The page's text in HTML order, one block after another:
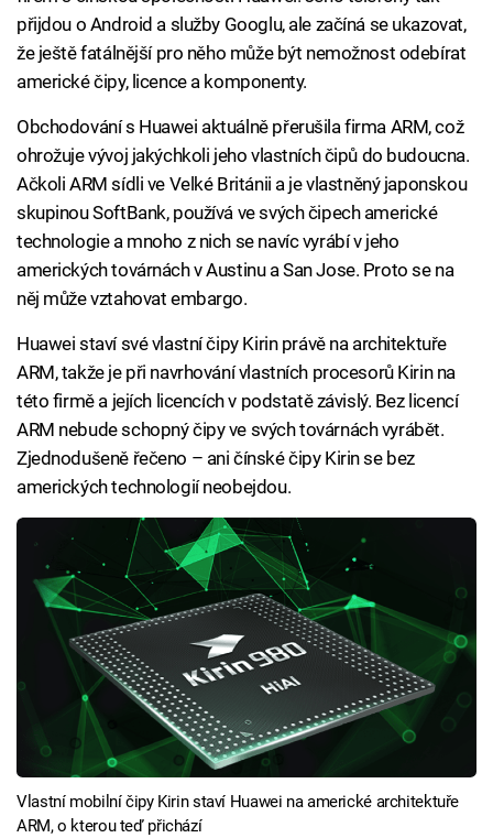
přijdou o Android a služby Googlu, ale začíná se ukazovat,
že ještě fatálnější pro něho může být nemožnost odebírat
americké čipy, licence a komponenty.
Obchodování s Huawei aktuálně přerušila firma ARM, což
ohrožuje vývoj jakýchkoli jeho vlastních čipů do budoucna.
Ačkoli ARM sídli ve Velké Británii a je vlastněný japonskou
skupinou SoftBank, používá ve svých čipech americké
technologie a mnoho z nich se navíc vyrábí v jeho
amerických továrnách v Austinu a San Jose. Proto se na
něj může vztahovat embargo.
Huawei staví své vlastní čipy Kirin právě na architektuře
ARM, takže je při navrhování vlastních procesorů Kirin na
této firmě a jejích licencích v podstatě závislý. Bez licencí
ARM nebude schopný čipy ve svých továrnách vyrábět.
Zjednodušeně řečeno – ani čínské čipy Kirin se bez
amerických technologií neobejdou.
Vlastní mobilní čipy Kirin staví Huawei na americké architektuře
ARM, o kterou teď přichází